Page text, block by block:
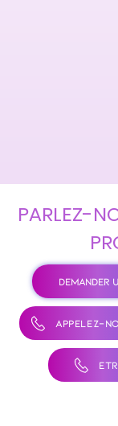
PARLEZ-
DEMANDER
APPELEZ-